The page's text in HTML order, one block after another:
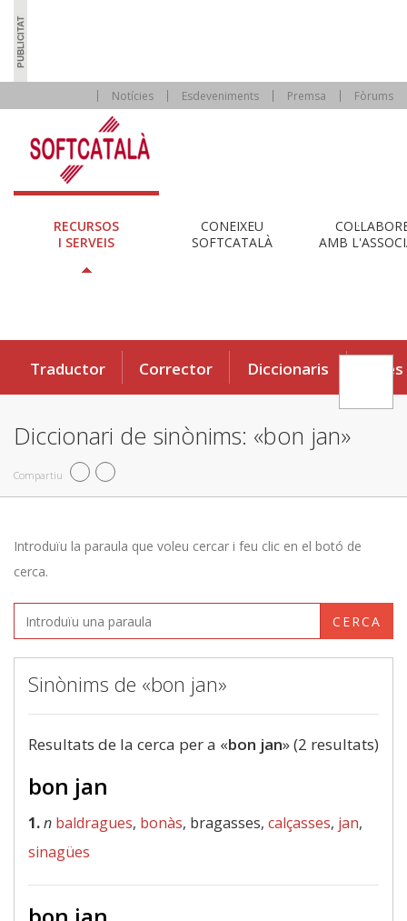
Notícies Esdeveniments Premsa Fòrums
RECURSOS
I SERVEIS
CONEIXEU
SOFTCATALÀ
AMB
Traductor Corrector Diccionaris Eines
Diccionari de sinònims: «bon jan»
Compartiu
Introduïu la paraula que voleu cercar i feu clic en el botó de
cerca.
CERCA
Sinònims de «bon jan»
Resultats de la cerca per a «bon jan» (2 resultats)
bon jan
1.n baldragues, bonàs, bragasses, calçasses, jan,
sinagües